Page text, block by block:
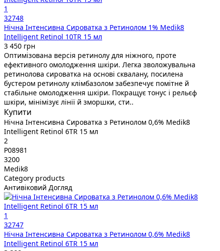
1
32748
Нічна Інтенсивна Сироватка з Ретинолом 1% Medik8
Intelligent Retinol 10TR 15 мл
3 450 грн
Оптимізована версія ретинолу для ніжного, проте
ефективного омолодження шкіри. Легка зволожувальна
ретинолова сироватка на основі сквалану, посилена
бустером ретинолу клімбазолом забезпечує помітне й
стабільне омолодження шкіри. Покращує тонус і рельєф
шкіри, мінімізує лінії й зморшки, сти..
Купити
Нічна Інтенсивна Сироватка з Ретинолом 0,6% Medik8
Intelligent Retinol 6TR 15 мл
2
P08981
3200
Medik8
Category products
Антивіковий Догляд
1
32747
Нічна Інтенсивна Сироватка з Ретинолом 0,6% Medik8
Intelligent Retinol 6TR 15 мл